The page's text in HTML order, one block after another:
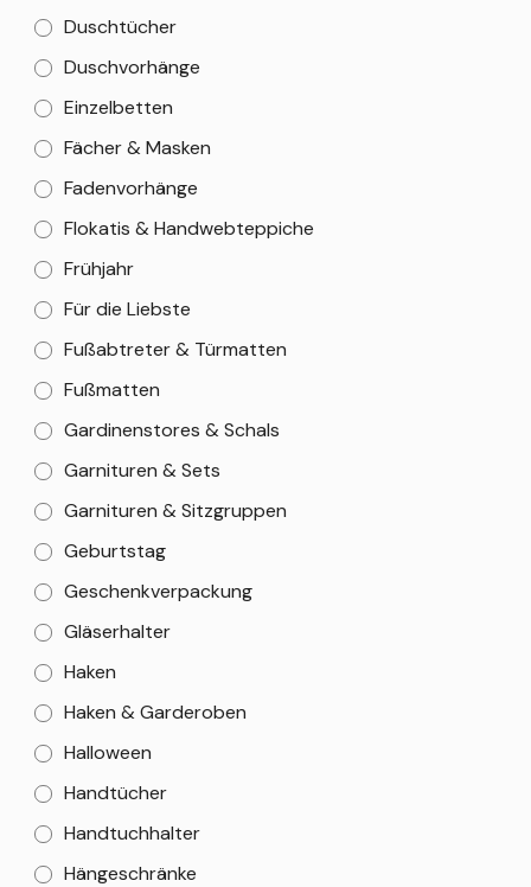
Duschtücher
Duschvorhänge
Einzelbetten
Fächer & Masken
Fadenvorhänge
Flokatis & Handwebteppiche
Frühjahr
Für die Liebste
Fußabtreter & Türmatten
Fußmatten
Gardinenstores & Schals
Garnituren & Sets
Garnituren & Sitzgruppen
Geburtstag
Geschenkverpackung
Gläserhalter
Haken
Haken & Garderoben
Halloween
Handtücher
Handtuchhalter
Hängeschränke